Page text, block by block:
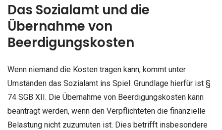
Das Sozialamt und die
Übernahme von
Beerdigungskosten
Wenn niemand die Kosten tragen kann, kommt unter
Umständen das Sozialamt ins Spiel. Grundlage hierfür ist §
74 SGB XII. Die Übernahme von Beerdigungskosten kann
beantragt werden, wenn den Verpflichteten die finanzielle
Belastung nicht zuzumuten ist. Dies betrifft insbesondere